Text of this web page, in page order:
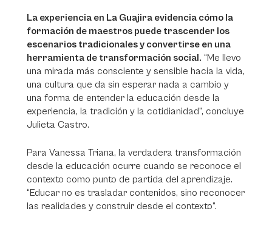
La experiencia en La Guajira evidencia cómo la
formación de maestros puede trascender los
escenarios tradicionales y convertirse en una
herramienta de transformación social. “Me llevo
una mirada más consciente y sensible hacia la vida,
una cultura que da sin esperar nada a cambio y
una forma de entender la educación desde la
experiencia, la tradición y la cotidianidad”, concluye
Julieta Castro.
Para Vanessa Triana, la verdadera transformación
desde la educación ocurre cuando se reconoce el
contexto como punto de partida del aprendizaje.
“Educar no es trasladar contenidos, sino reconocer
las realidades y construir desde el contexto”.